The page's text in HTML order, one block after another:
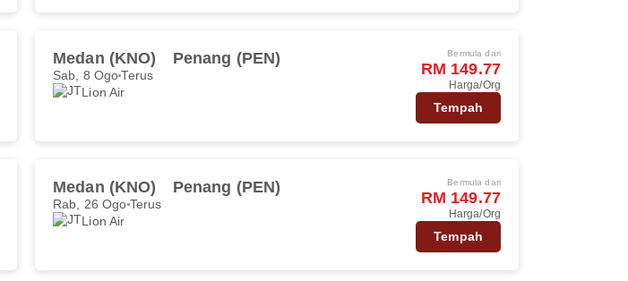
Medan (KNO) Penang (PEN)
Sab, 8 OgoTerus
Lion Air
Bermula dari
RM 149.77
Harga/Org
Tempah
Medan (KNO) Penang (PEN)
Rab, 26 Ogo Terus
Lion Air
Bermula dari
RM 149.77
Harga/Org
Tempah